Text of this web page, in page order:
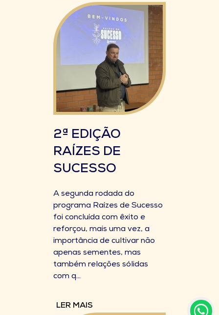
2ª EDIÇÃO
RAÍZES DE
SUCESSO
A segunda rodada do
programa Raízes de Sucesso
foi concluída com êxito e
reforçou, mais uma vez, a
importância de cultivar não
apenas sementes, mas
também relações sólidas
com q...
LER MAIS